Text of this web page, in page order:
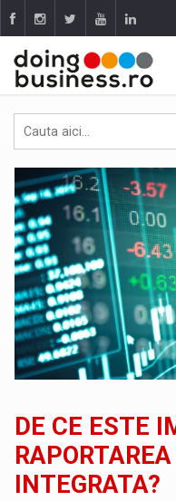
DE CE ESTE
INTEGRATA?